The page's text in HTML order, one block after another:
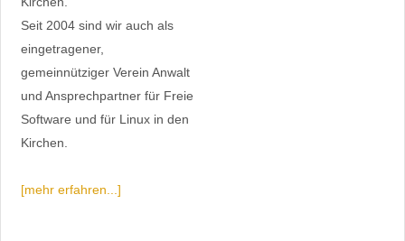
Seit 2004 sind wir auch als
eingetragener,
gemeinnütziger Verein Anwalt
und Ansprechpartner für Freie
Software und für Linux in den
Kirchen.
[mehr erfahren...]